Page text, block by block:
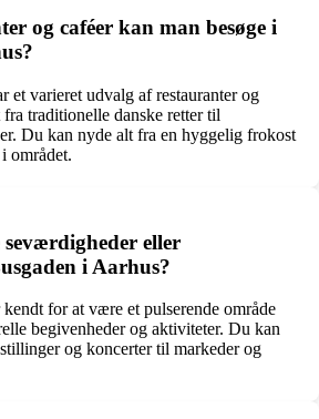
og caféer kan man besøge i
et varieret udvalg af restauranter og
traditionelle danske retter til
Du kan nyde alt fra en hyggelig frokost
området.
eller
i Aarhus?
for at være et pulserende område
begivenheder og aktiviteter. Du kan
og koncerter til markeder og